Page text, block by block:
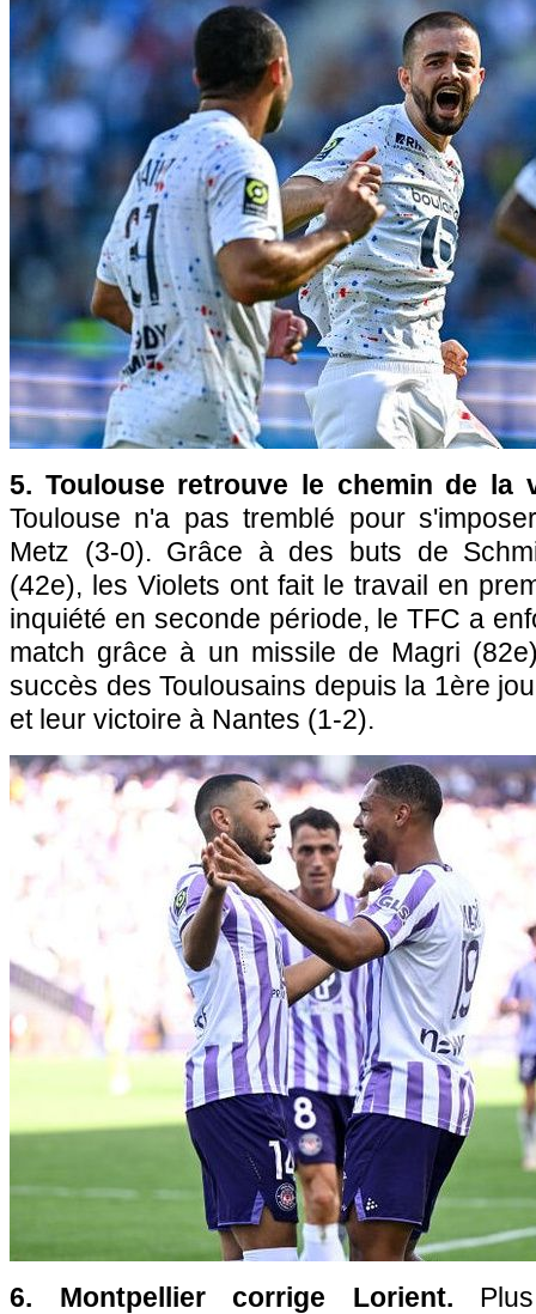
5. Toulouse retrouve le chemin de la
Toulouse n'a pas tremblé pour
Metz (3-0). Grâce à des buts de
(42e), les Violets ont fait le travail en
inquiété en seconde période, le TFC a
match grâce à un missile de Magri
succès des Toulousains depuis la 1ère
et leur victoire à Nantes (1-2).
6. Montpellier corrige Lorient.